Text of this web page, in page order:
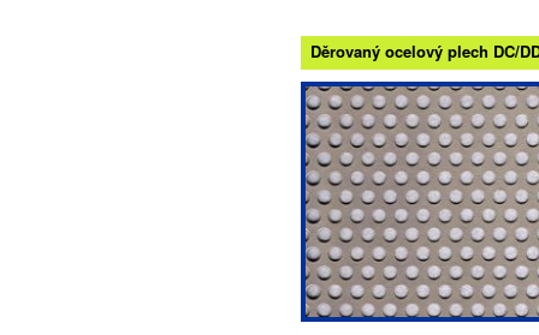
Děrovaný ocelový plech DC/